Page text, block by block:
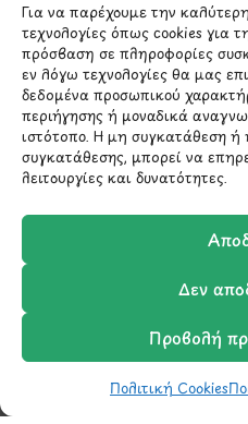
Για να παρέχουμε την
τεχνολογίες όπως cookies για
πρόσβαση σε πληροφορίες
εν λόγω τεχνολογίες θα μας
δεδομένα προσωπικού
περιήγησης ή μοναδικά
ιστότοπο. Η μη συγκατάθεση
συγκατάθεσης, μπορεί να
λειτουργίες και δυνατότητες.
Δεν
Προβολή
Πολιτική Cookies
ΜΕΝΟΥ
Ο Λογαριασμός μου
Σύγκριση Προϊόντων
Wishlist
Καλάθι
Shop
ΣΧΕΤΙΚΑ ΜΕ ΕΜΑΣ
Σχετικά με εμάς
Επικοινωνία
WishlistΚαλάθιΣύγκριση
Ο Λογαριασμός